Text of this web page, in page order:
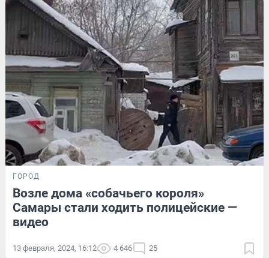
ГОРОД
Возле дома «собачьего короля»
Самары стали ходить полицейские —
видео
13 февраля, 2024, 16:12 4 646 25